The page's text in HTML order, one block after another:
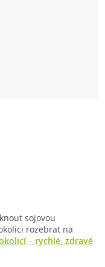
sojovou
rozebrat na
–⁠ rychlé, zdravé